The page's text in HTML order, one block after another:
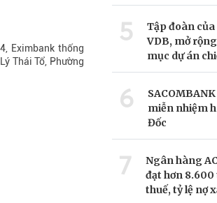
Eximbank thống
Thái Tổ, Phường
5
Tập đoàn
VDB, mở
mục dự án
6
miễn nhiệm
Đốc
7
Ngân hàng
đạt hơn 8.600
thuế, tỷ lệ nợ